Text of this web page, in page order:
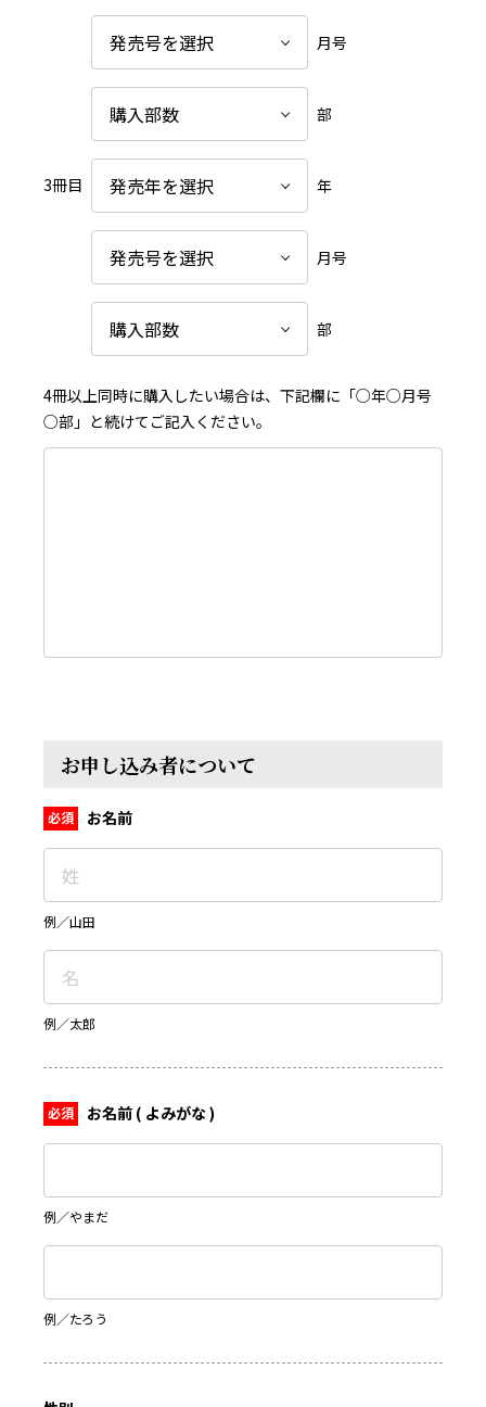
月号
部
3冊目 年
月号
部
4冊以上同時に購入したい場合は、下記欄に「○年○月号
○部」と続けてご記入ください。
お申し込み者について
お名前
例／山田
例／太郎
お名前 ( よみがな )
例／やまだ
例／たろう